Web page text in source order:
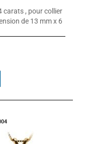
carats , pour collier
de 13 mm x 6